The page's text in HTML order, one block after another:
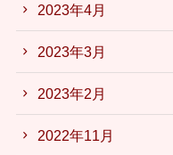
2023年4月
2023年3月
2023年2月
2022年11月